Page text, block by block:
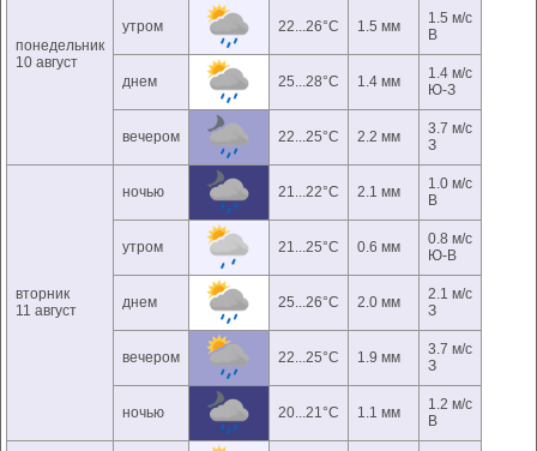
понедельник
10 август
утром 22...26°C 1.5 мм
1.5 м/с
В
днем 25...28°C 1.4 мм
1.4 м/с
Ю-З
вечером 22...25°C 2.2 мм
3.7 м/с
З
вторник
11 август
ночью 21...22°C 2.1 мм
1.0 м/с
В
утром 21...25°C 0.6 мм
0.8 м/с
Ю-В
днем 25...26°C 2.0 мм
2.1 м/с
З
вечером 22...25°C 1.9 мм
3.7 м/с
З
ночью 20...21°C 1.1 мм
1.2 м/с
В